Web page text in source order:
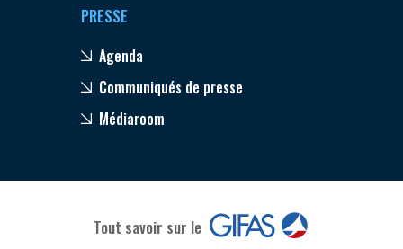
PRESSE
Agenda
Communiqués de presse
Médiaroom
Tout savoir sur le